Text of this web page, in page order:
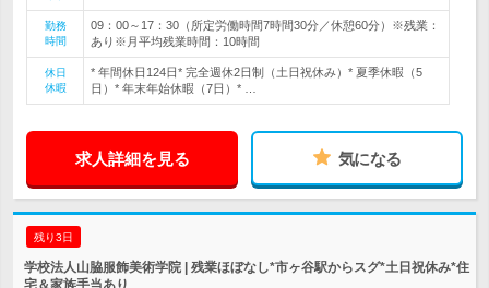
勤務
時間
09：00～17：30（所定労働時間7時間30分／休憩60分）※残業：
あり※月平均残業時間：10時間
休日
休暇
* 年間休日124日* 完全週休2日制（土日祝休み）* 夏季休暇（5
日）* 年末年始休暇（7日）* …
求人詳細を見る 気になる
残り3日
学校法人山脇服飾美術学院 | 残業ほぼなし*市ヶ谷駅からスグ*土日祝休み*住
宅＆家族手当あり